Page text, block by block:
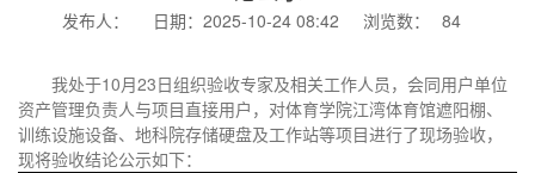
发布人： 日期：2025-10-24 08:42 浏览数： 84
我处于10月23日组织验收专家及相关工作人员，会同用户单位
资产管理负责人与项目直接用户，对体育学院江湾体育馆遮阳棚、
训练设施设备、地科院存储硬盘及工作站等项目进行了现场验收，
现将验收结论公示如下：